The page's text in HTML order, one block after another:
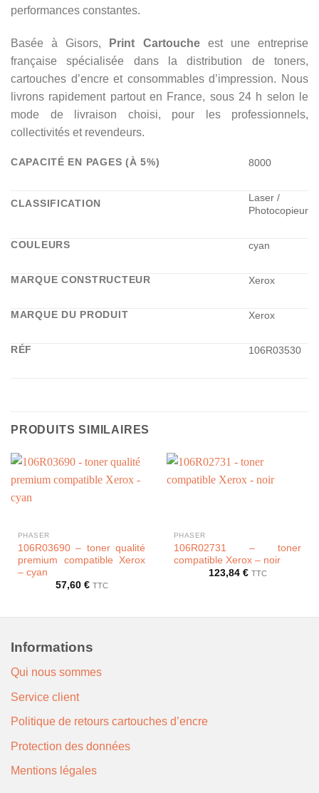
performances constantes.
Basée à Gisors, Print Cartoucheest une entreprise
française spécialisée dans la distribution de toners,
cartouches d’encre et consommables d’impression. Nous
livrons rapidement partout en France, sous 24 h selon le
mode de livraison choisi, pour les professionnels,
collectivités et revendeurs.
CAPACITÉ EN PAGES (À 5%) 8000
CLASSIFICATION
Laser /
Photocopieur
COULEURS cyan
MARQUE CONSTRUCTEUR Xerox
MARQUE DU PRODUIT Xerox
RÉF 106R03530
PRODUITS SIMILAIRES
PHASER
106R03690 – toner qualité
premium compatible Xerox
– cyan
57,60 € TTC
PHASER
106R02731 – toner
compatible Xerox – noir
123,84 € TTC
Informations
Qui nous sommes
Service client
Politique de retours cartouches d’encre
Protection des données
Mentions légales